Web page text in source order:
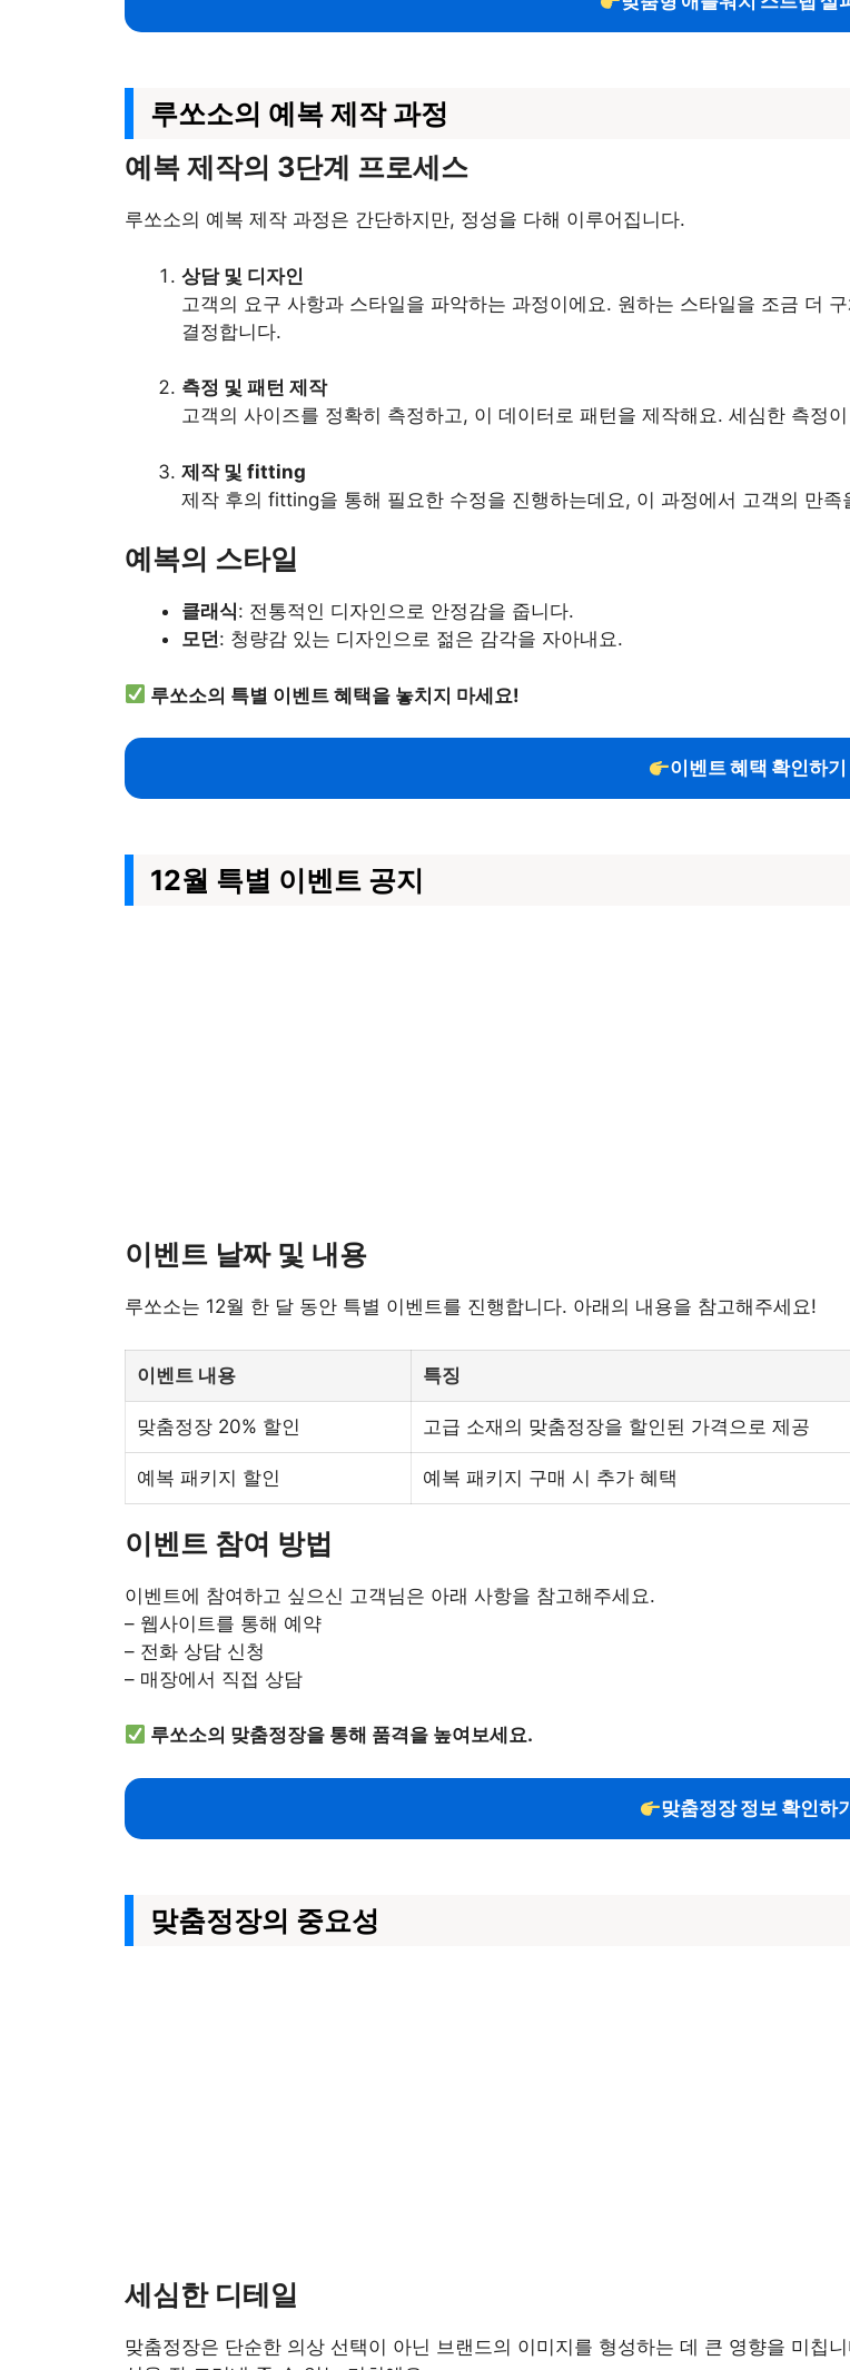
루쏘소의 예복 제작 과정
예복 제작의 3단계 프로세스
루쏘소의 예복 제작 과정은 간단하지만, 정성을 다해 이루어집니다.
상담 및 디자인
고객의 요구 사항과 스타일을 파악하는 과정이에요. 원하는 스타일을 조금 더
결정합니다.
측정 및 패턴 제작
고객의 사이즈를 정확히 측정하고, 이 데이터로 패턴을 제작해요. 세심한 측정
제작 및 fitting
제작 후의 fitting을 통해 필요한 수정을 진행하는데요, 이 과정에서 고객의 만족
예복의 스타일
클래식: 전통적인 디자인으로 안정감을 줍니다.
모던: 청량감 있는 디자인으로 젊은 감각을 자아내요.
루쏘소의 특별 이벤트 혜택을 놓치지 마세요!
이벤트 혜택 확인하기
12월 특별 이벤트 공지
이벤트 날짜 및 내용
루쏘소는 12월 한 달 동안 특별 이벤트를 진행합니다. 아래의 내용을 참고해주세요!
이벤트 내용 특징
맞춤정장 20% 할인 고급 소재의 맞춤정장을 할인된 가격으로 제공
예복 패키지 할인 예복 패키지 구매 시 추가 혜택
이벤트 참여 방법
이벤트에 참여하고 싶으신 고객님은 아래 사항을 참고해주세요.
– 웹사이트를 통해 예약
– 전화 상담 신청
– 매장에서 직접 상담
루쏘소의 맞춤정장을 통해 품격을 높여보세요.
맞춤정장 정보 확인하
맞춤정장의 중요성
세심한 디테일
맞춤정장은 단순한 의상 선택이 아닌 브랜드의 이미지를 형성하는 데 큰 영향을 미칩